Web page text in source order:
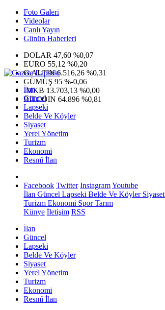
Foto Galeri
Videolar
Canlı Yayın
Günün Haberleri
DOLAR 47,60 %0,07
EURO 55,12 %0,20
G.ALTIN6.516,26 %0,31
GÜMÜŞ 95 %-0,06
IMKB 13.703,13 %0,00
BITCOIN 64.896 %0,81
İlan
Güncel
Lapseki
Belde Ve Köyler
Siyaset
Yerel Yönetim
Turizm
Ekonomi
Resmî İlan
Facebook Twitter InstagramYoutube
İlan Güncel Lapseki Belde Ve KöylerSiyaset
Turizm Ekonomi SporTarım
Künye İletişim RSS
İlan
Güncel
Lapseki
Belde Ve Köyler
Siyaset
Yerel Yönetim
Turizm
Ekonomi
Resmî İlan